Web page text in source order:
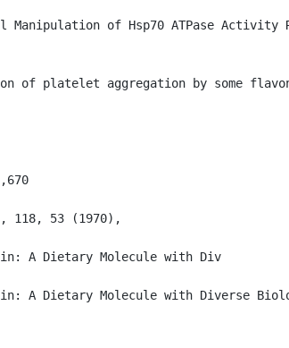
of Hsp70 ATPase
platelet aggregation by some
118, 53 (1970),
A Dietary Molecule with Div
A Dietary Molecule with Diverse